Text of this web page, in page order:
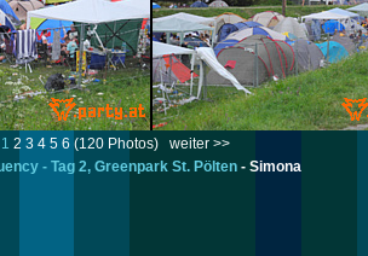
1 2 3 4 5 6 (120 Photos) weiter >>
- Tag 2, Greenpark St. Pölten - Simona